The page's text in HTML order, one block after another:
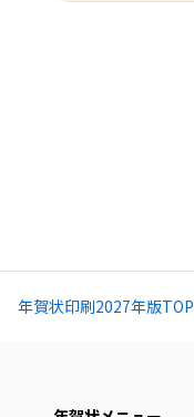
年賀状印刷2027年版TOP